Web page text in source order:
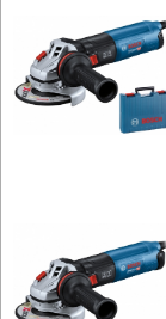
wiertarki
stołowe
wycinarki